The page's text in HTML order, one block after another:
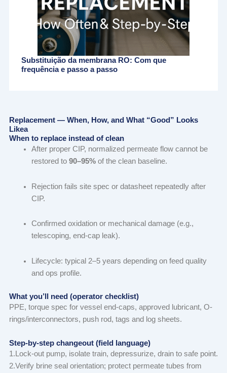
Substituição da membrana RO: Com que
frequência e passo a passo
Replacement — When, How, and What “Good” Looks
Likea
When to replace instead of clean
After proper CIP, normalized permeate flow cannot be
restored to 90–95%of the clean baseline.
Rejection fails site spec or datasheet repeatedly after
CIP.
Confirmed oxidation or mechanical damage (e.g.,
telescoping, end-cap leak).
Lifecycle: typical 2–5 years depending on feed quality
and ops profile.
What you’ll need (operator checklist)
PPE, torque spec for vessel end-caps, approved lubricant, O-
rings/interconnectors, push rod, tags and log sheets.
Step-by-step changeout (field language)
1.Lock-out pump, isolate train, depressurize, drain to safe point.
2.Verify brine seal orientation; protect permeate tubes from